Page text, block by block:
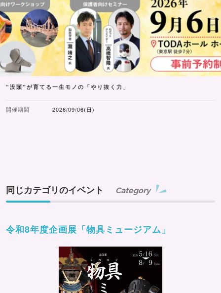
”没頭”が育てる一生モノの「やり抜く力」
開催期間 2026/09/06(日)
同じカテゴリのイベント Category
令和8年度企画展「物具ミュージアム」